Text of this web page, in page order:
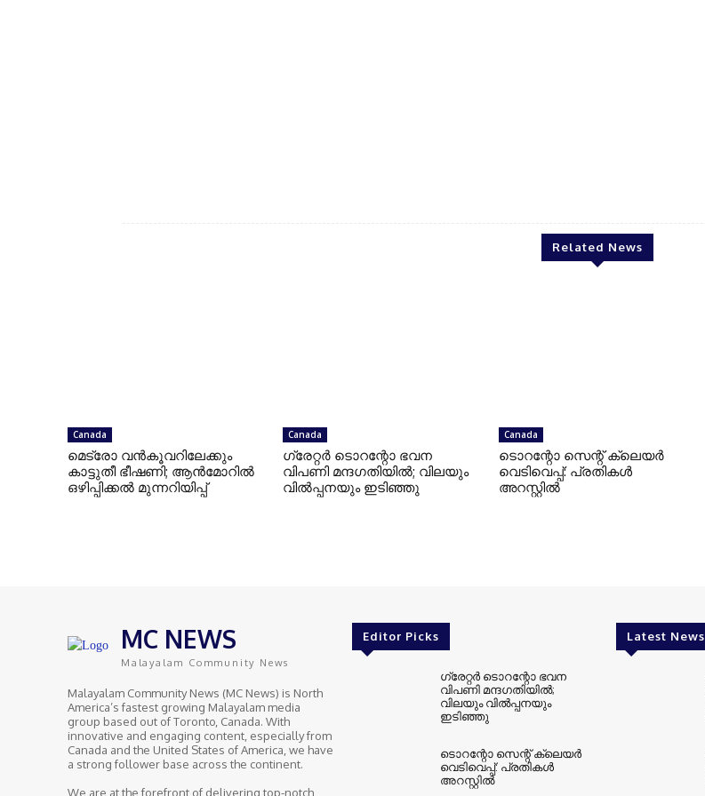
Related News
Canada
മെട്രോ വൻകൂവറിലേക്കും
കാട്ടുതീ ഭീഷണി; ആൻമോറിൽ
ഒഴിപ്പിക്കൽ മുന്നറിയിപ്പ്
Canada
ഗ്രേറ്റര്‍ ടൊറന്റോ ഭവന
വിപണി മന്ദഗതിയില്‍; വിലയും
വില്‍പ്പനയും ഇടിഞ്ഞു
Canada
ടൊറന്റോ സെന്റ് ക്ലെയര്‍
വെടിവെപ്പ്: പ്രതികള്‍
അറസ്റ്റില്‍
MC NEWS
Malayalam Community News
Malayalam Community News (MC News) is North
America’s fastest growing Malayalam media
group based out of Toronto, Canada. With
innovative and engaging content, especially from
Canada and the United States of America, we have
a strong follower base across the continent.
We are at the forefront of delivering top-notch
Editor Picks
ഗ്രേറ്റര്‍ ടൊറന്റോ ഭവന
വിപണി മന്ദഗതിയില്‍;
വിലയും വില്‍പ്പനയും
ഇടിഞ്ഞു
ടൊറന്റോ സെന്റ് ക്ലെയര്‍
വെടിവെപ്പ്: പ്രതികള്‍
അറസ്റ്റില്‍
Latest News